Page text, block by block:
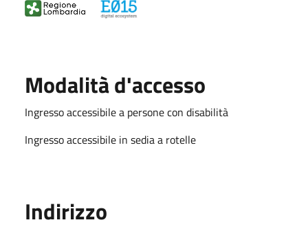
Modalità d'accesso
Ingresso accessibile a persone con disabilità
Ingresso accessibile in sedia a rotelle
Indirizzo